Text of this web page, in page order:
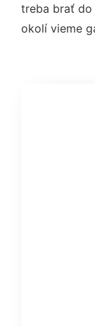
treba brať do
okolí vieme